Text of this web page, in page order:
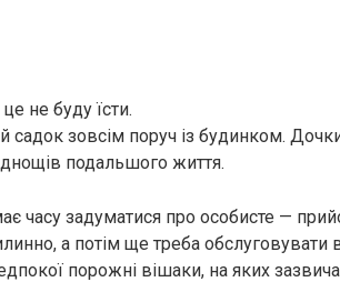
не буду їсти.
зовсім поруч із будинком.
подальшого життя.
часу задуматися про особисте —
а потім ще треба обслуговувати
порожні вішаки, на яких